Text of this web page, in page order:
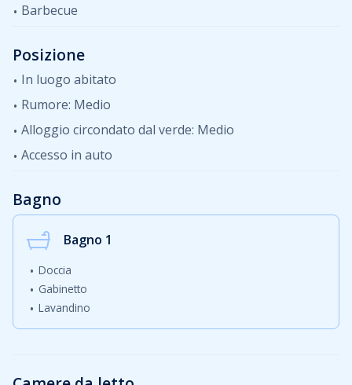
Barbecue
Posizione
In luogo abitato
Rumore: Medio
Alloggio circondato dal verde: Medio
Accesso in auto
Bagno
Bagno 1
Doccia
Gabinetto
Lavandino